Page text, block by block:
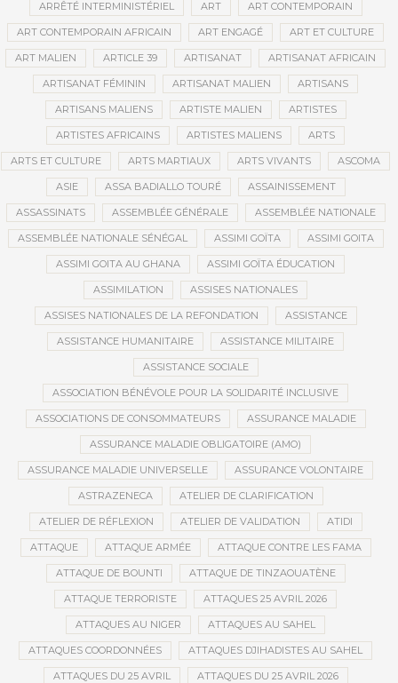
ARRÊTÉ INTERMINISTÉRIEL ART ART CONTEMPORAIN
ART CONTEMPORAIN AFRICAIN ART ENGAGÉ ART ET CULTURE
ART MALIEN ARTICLE 39 ARTISANAT ARTISANAT AFRICAIN
ARTISANAT FÉMININ ARTISANAT MALIEN ARTISANS
ARTISANS MALIENS ARTISTE MALIEN ARTISTES
ARTISTES AFRICAINS ARTISTES MALIENS ARTS
ARTS ET CULTURE ARTS MARTIAUX ARTS VIVANTS ASCOMA
ASIE ASSA BADIALLO TOURÉ ASSAINISSEMENT
ASSASSINATS ASSEMBLÉE GÉNÉRALE ASSEMBLÉE NATIONALE
ASSEMBLÉE NATIONALE SÉNÉGAL ASSIMI GOÏTA ASSIMI GOITA
ASSIMI GOITA AU GHANA ASSIMI GOÏTA ÉDUCATION
ASSIMILATION ASSISES NATIONALES
ASSISES NATIONALES DE LA REFONDATION ASSISTANCE
ASSISTANCE HUMANITAIRE ASSISTANCE MILITAIRE
ASSISTANCE SOCIALE
ASSOCIATION BÉNÉVOLE POUR LA SOLIDARITÉ INCLUSIVE
ASSOCIATIONS DE CONSOMMATEURS ASSURANCE MALADIE
ASSURANCE MALADIE OBLIGATOIRE (AMO)
ASSURANCE MALADIE UNIVERSELLE ASSURANCE VOLONTAIRE
ASTRAZENECA ATELIER DE CLARIFICATION
ATELIER DE RÉFLEXION ATELIER DE VALIDATION ATIDI
ATTAQUE ATTAQUE ARMÉE ATTAQUE CONTRE LES FAMA
ATTAQUE DE BOUNTI ATTAQUE DE TINZAOUATÈNE
ATTAQUE TERRORISTE ATTAQUES 25 AVRIL 2026
ATTAQUES AU NIGER ATTAQUES AU SAHEL
ATTAQUES COORDONNÉES ATTAQUES DJIHADISTES AU SAHEL
ATTAQUES DU 25 AVRIL ATTAQUES DU 25 AVRIL 2026